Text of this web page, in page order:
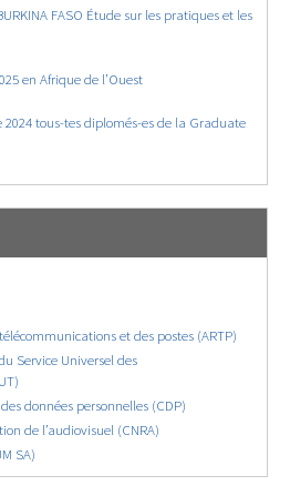
FASO Étude sur les pratiques et les
en Afrique de l’Ouest
2024 tous-tes diplomés-es de la Graduate
et des postes (ARTP)
Service Universel des
données personnelles (CDP)
de l’audiovisuel (CNRA)
SA)